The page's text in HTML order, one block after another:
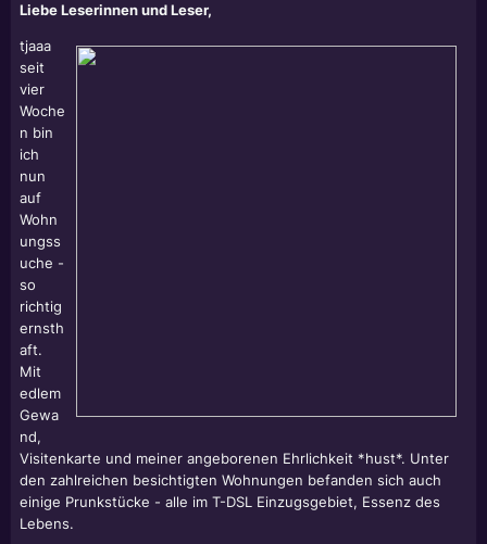
Liebe Leserinnen und Leser,
tjaaa
seit
vier
Woche
n bin
ich
nun
auf
Wohn
ungss
uche -
so
richtig
ernsth
aft.
Mit
edlem
Gewa
nd,
Visitenkarte und meiner angeborenen Ehrlichkeit *hust*. Unter
den zahlreichen besichtigten Wohnungen befanden sich auch
einige Prunkstücke - alle im T-DSL Einzugsgebiet, Essenz des
Lebens.